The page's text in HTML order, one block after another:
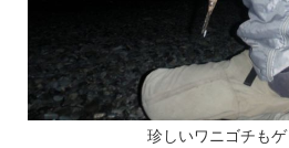
珍しいワニゴチもゲ